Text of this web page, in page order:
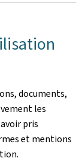
documents,
les
pris
et mentions